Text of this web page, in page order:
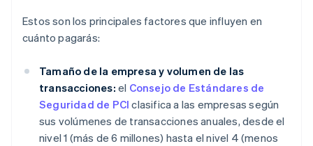
Estos son los principales factores que influyen en
cuánto pagarás:
Tamaño de la empresa y volumen de las
transacciones: el Consejo de Estándares de
Seguridad de PCI clasifica a las empresas según
sus volúmenes de transacciones anuales, desde el
nivel 1 (más de 6 millones) hasta el nivel 4 (menos